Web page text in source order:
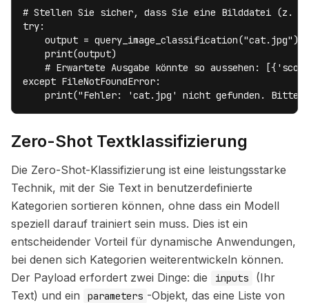
# Stellen Sie sicher, dass Sie eine Bilddatei (z.
try:
    output = query_image_classification("cat.jpg")
    print(output)
# Erwartete Ausgabe könnte so aussehen:
except FileNotFoundError:
print("Fehler: 'cat.jpg' nicht gefunden. Bitte
Zero-Shot Textklassifizierung
Die Zero-Shot-Klassifizierung ist eine leistungsstarke
Technik, mit der Sie Text in benutzerdefinierte
Kategorien sortieren können, ohne dass ein Modell
speziell darauf trainiert sein muss. Dies ist ein
entscheidender Vorteil für dynamische Anwendungen,
bei denen sich Kategorien weiterentwickeln können.
Der Payload erfordert zwei Dinge: die
inputs
(Ihr
Text) und ein
parameters -Objekt, das eine Liste von